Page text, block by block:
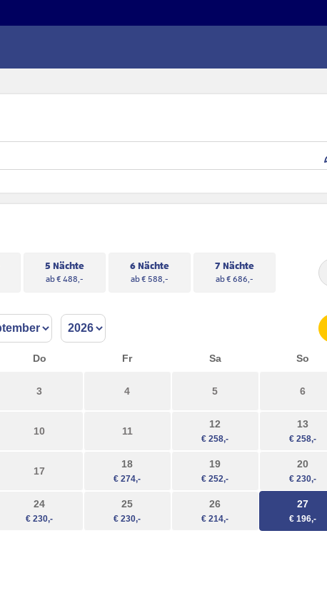
5 Nächte
ab € 488,-
6 Nächte
ab € 588,-
7 Nächte
ab € 686,-
Do Fr Sa So
3 4 5 6
10 11
12 13
17
18 19 20
24 25 26 27